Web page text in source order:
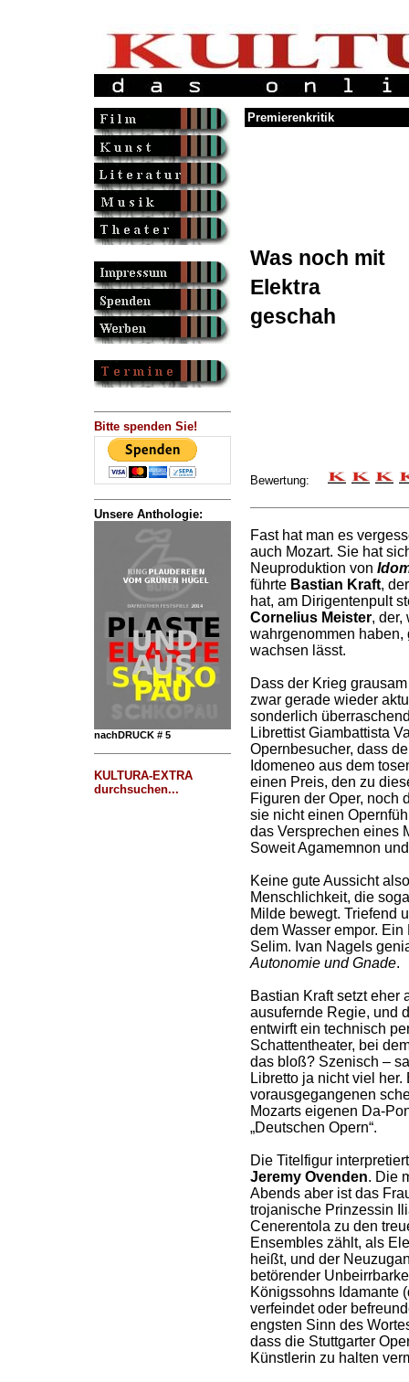
Bitte spenden Sie!
Unsere Anthologie:
nachDRUCK # 5
KULTURA-EXTRA
durchsuchen...
Premierenkritik
Was noch mit
Elektra
geschah
Bewertung:
Fast hat man es
auch Mozart. Sie hat
Neuproduktion von
führte Bastian Kraft,
hat, am Dirigentenpult
Cornelius Meister, der,
wahrgenommen
wachsen lässt.
Dass der Krieg
zwar gerade wieder
sonderlich
Librettist Giambattista
Opernbesucher, dass
Idomeneo aus dem
einen Preis, den zu
Figuren der Oper, noch
sie nicht einen
das Versprechen eines
Soweit Agamemnon
Keine gute Aussicht
Menschlichkeit, die
Milde bewegt. Triefend
dem Wasser empor.
Selim. Ivan Nagels
Autonomie und Gnade.
Bastian Kraft setzt eher
ausufernde Regie, und
entwirft ein technisch
Schattentheater, bei
das bloß? Szenisch –
Libretto ja nicht viel
vorausgegangenen
Mozarts eigenen Da-
„Deutschen Opern“.
Die Titelfigur
Jeremy Ovenden. Die
Abends aber ist das
trojanische Prinzessin
Cenerentola zu den
Ensembles zählt, als
heißt, und der
betörender
Königssohns Idamante
verfeindet oder
engsten Sinn des
dass die Stuttgarter
Künstlerin zu halten